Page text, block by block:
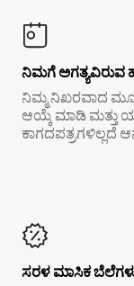
ನಿಮಗೆ ಅಗತ್ಯವಿರುವ
ನಿಮ್ಮ ನಿಖರವಾದ
ಆಯ್ಕೆ ಮಾಡಿ ಮತ್ತು
ಕಾಗದಪತ್ರಗಳಿಲ್ಲದೆ
ಸರಳ ಮಾಸಿಕ